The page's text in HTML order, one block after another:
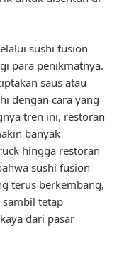
sushi fusion
para penikmatnya.
saus atau
dengan cara yang
tren ini, restoran
banyak
hingga restoran
sushi fusion
terus berkembang,
sambil tetap
dari pasar